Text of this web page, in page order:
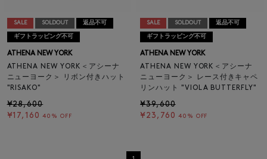
SALE SOLDOUT 返品不可
ギフトラッピング不可
ATHENA NEW YORK
ATHENA NEW YORK＜アシーナ
ニューヨーク＞ リボン付きハット
"RISAKO"
¥28,600
¥17,160 40% OFF
SALE SOLDOUT 返品不可
ギフトラッピング不可
ATHENA NEW YORK
ATHENA NEW YORK＜アシーナ
ニューヨーク＞ レース付きキャペ
リンハット "VIOLA BUTTERFLY"
¥39,600
¥23,760 40% OFF